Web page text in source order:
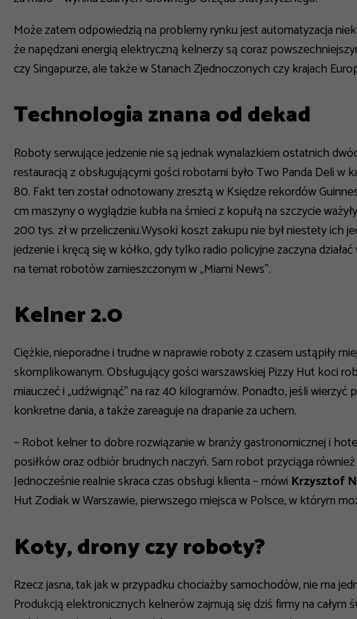
Może zatem odpowiedzią na problemy rynku jest automatyzacja
że napędzani energią elektryczną kelnerzy są coraz
czy Singapurze, ale także w Stanach Zjednoczonych czy krajach
Technologia znana od dekad
Roboty serwujące jedzenie nie są jednak wynalazkiem ostatnich
restauracją z obsługującymi gości robotami było Two Panda Deli w
80. Fakt ten został odnotowany zresztą w Księdze rekordów
cm maszyny o wyglądzie kubła na śmieci z kopułą na szczycie
200 tys. zł w przeliczeniu.Wysoki koszt zakupu nie był niestety ich
jedzenie i kręcą się w kółko, gdy tylko radio policyjne zaczyna
na temat robotów zamieszczonym w „Miami News”.
Kelner 2.0
Ciężkie, nieporadne i trudne w naprawie roboty z czasem ustąpiły
skomplikowanym. Obsługujący gości warszawskiej Pizzy Hut koci
miauczeć i „udźwignąć” na raz 40 kilogramów. Ponadto, jeśli
konkretne dania, a także zareaguje na drapanie za uchem.
–Robot kelner to dobre rozwiązanie w branży gastronomicznej i
posiłków oraz odbiór brudnych naczyń. Sam robot przyciąga
Jednocześnie realnie skraca czas obsługi klienta– mówi Krzysztof
Hut Zodiak w Warszawie, pierwszego miejsca w Polsce, w którym
Koty, drony czy roboty?
Rzecz jasna, tak jak w przypadku chociażby samochodów, nie ma
Produkcją elektronicznych kelnerów zajmują się dziś firmy na całym